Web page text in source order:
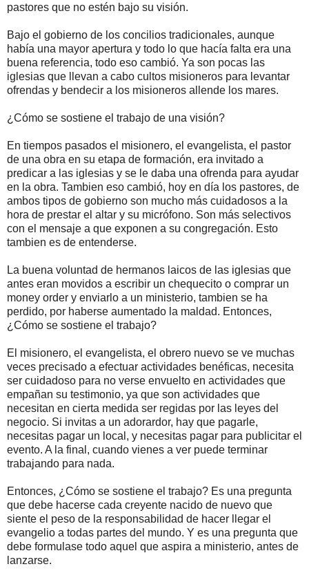
pastores que no estén bajo su visión.
Bajo el gobierno de los concilios tradicionales, aunque
había una mayor apertura y todo lo que hacía falta era una
buena referencia, todo eso cambió. Ya son pocas las
iglesias que llevan a cabo cultos misioneros para levantar
ofrendas y bendecir a los misioneros allende los mares.
¿Cómo se sostiene el trabajo de una visión?
En tiempos pasados el misionero, el evangelista, el pastor
de una obra en su etapa de formación, era invitado a
predicar a las iglesias y se le daba una ofrenda para ayudar
en la obra. Tambien eso cambió, hoy en día los pastores, de
ambos tipos de gobierno son mucho más cuidadosos a la
hora de prestar el altar y su micrófono. Son más selectivos
con el mensaje a que exponen a su congregación. Esto
tambien es de entenderse.
La buena voluntad de hermanos laicos de las iglesias que
antes eran movidos a escribir un chequecito o comprar un
money order y enviarlo a un ministerio, tambien se ha
perdido, por haberse aumentado la maldad. Entonces,
¿Cómo se sostiene el trabajo?
El misionero, el evangelista, el obrero nuevo se ve muchas
veces precisado a efectuar actividades benéficas, necesita
ser cuidadoso para no verse envuelto en actividades que
empañan su testimonio, ya que son actividades que
necesitan en cierta medida ser regidas por las leyes del
negocio. Si invitas a un adorardor, hay que pagarle,
necesitas pagar un local, y necesitas pagar para publicitar el
evento. A la final, cuando vienes a ver puede terminar
trabajando para nada.
Entonces, ¿Cómo se sostiene el trabajo? Es una pregunta
que debe hacerse cada creyente nacido de nuevo que
siente el peso de la responsabilidad de hacer llegar el
evangelio a todas partes del mundo. Y es una pregunta que
debe formulase todo aquel que aspira a ministerio, antes de
lanzarse.